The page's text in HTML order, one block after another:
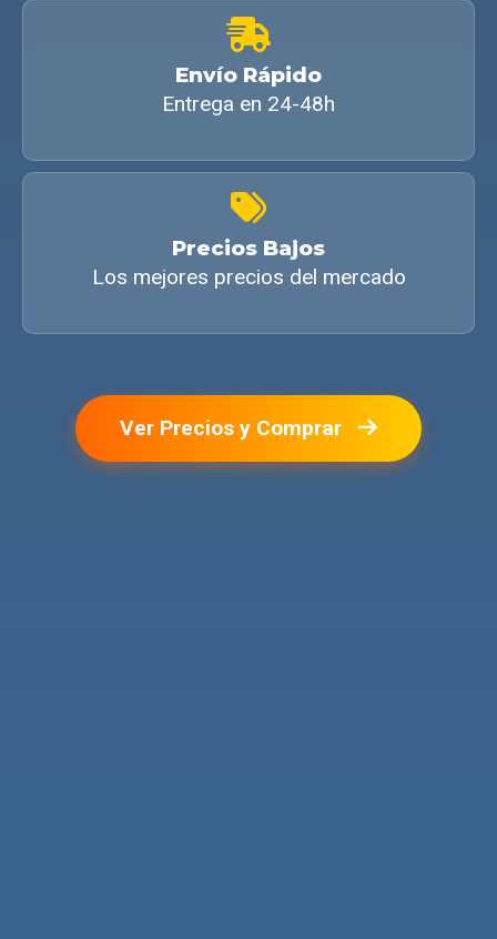
Envío Rápido
Entrega en 24-48h
Precios Bajos
Los mejores precios del mercado
Ver Precios y Comprar